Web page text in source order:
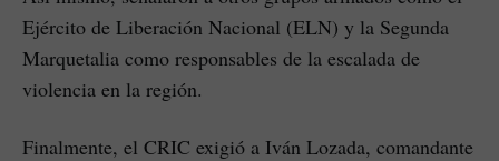
Ejército de Liberación Nacional (ELN) y la Segunda
Marquetalia como responsables de la escalada de
violencia en la región.
Finalmente, el CRIC exigió a Iván Lozada, comandante